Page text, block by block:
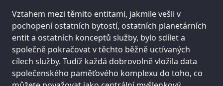
Vztahem mezi těmito entitami, jakmile vešli v
pochopení ostatních bytostí, ostatních planetárních
entit a ostatních konceptů služby, bylo sdílet a
společně pokračovat v těchto běžně uctívaných
cílech služby. Tudíž každá dobrovolně vložila data
společenského paměťového komplexu do toho, co